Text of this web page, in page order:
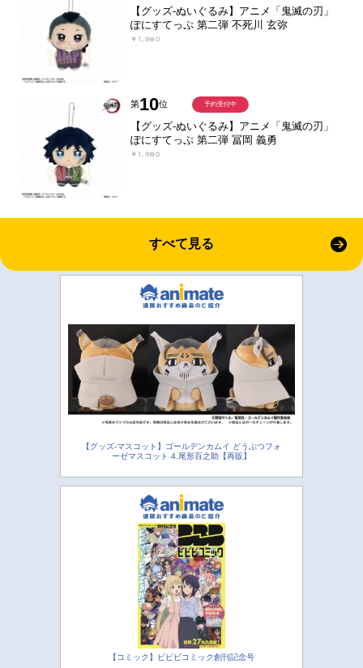
【グッズ-ぬいぐるみ】アニメ「鬼滅の刃」
ぽにすてっぷ 第二弾 不死川 玄弥
￥1,980
第10位
【グッズ-ぬいぐるみ】アニメ「鬼滅の刃」
ぽにすてっぷ 第二弾 冨岡 義勇
￥1,980
予約受付中
すべて見る
【グッズ-マスコット】ゴールデンカムイ どうぶつフォ
ーゼマスコット 4.尾形百之助【再販】
【コミック】ビビビコミック創刊記念号